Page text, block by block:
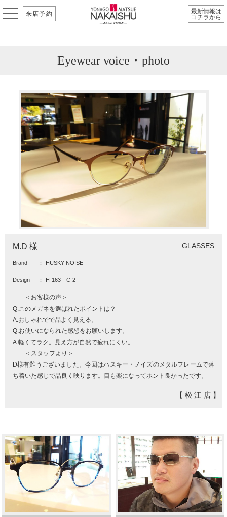
来店予約
最新情報は
コチラから
Eyewear voice・photo
M.D 様 GLASSES
Brand ： HUSKY NOISE
Design ： H-163 C-2
＜お客様の声＞
Q.このメガネを選ばれたポイントは？
A.おしゃれでで品よく見える。
Q.お使いになられた感想をお願いします。
A.軽くてラク。見え方が自然で疲れにくい。
＜スタッフより＞
D様有難うございました。今回はハスキー・ノイズのメタルフレームで落
ち着いた感じで品良く映ります。目も楽になってホント良かったです。
【松江店】